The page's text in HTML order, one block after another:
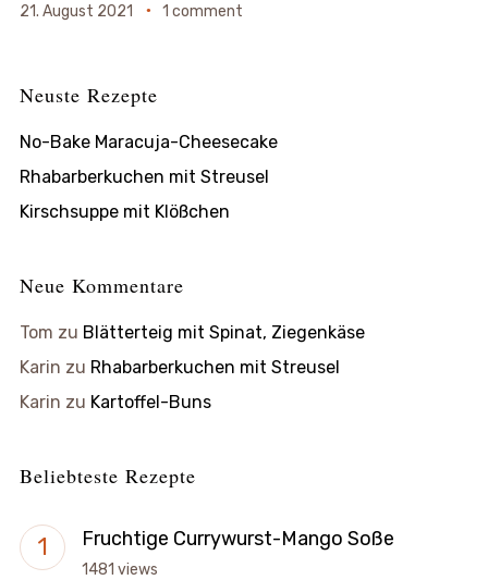
21. August 2021 1 comment
Neuste Rezepte
No-Bake Maracuja-Cheesecake
Rhabarberkuchen mit Streusel
Kirschsuppe mit Klößchen
Neue Kommentare
Tom zu Blätterteig mit Spinat, Ziegenkäse
Karin zu Rhabarberkuchen mit Streusel
Karin zu Kartoffel-Buns
Beliebteste Rezepte
Fruchtige Currywurst-Mango Soße
1481 views